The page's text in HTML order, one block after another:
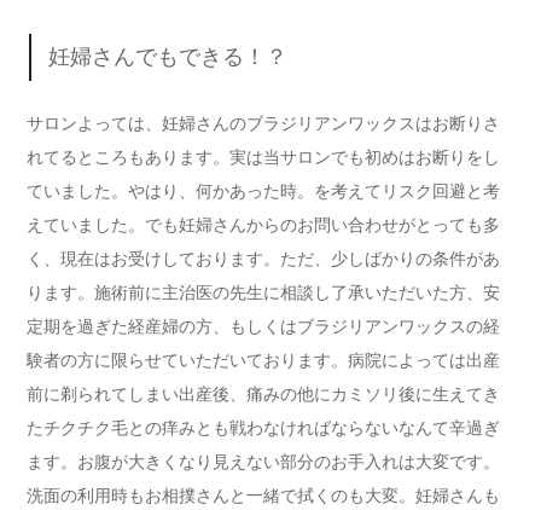
妊婦さんでもできる！？
サロンよっては、妊婦さんのブラジリアンワックスはお断りさ
れてるところもあります。実は当サロンでも初めはお断りをし
ていました。やはり、何かあった時。を考えてリスク回避と考
えていました。でも妊婦さんからのお問い合わせがとっても多
く、現在はお受けしております。ただ、少しばかりの条件があ
ります。施術前に主治医の先生に相談し了承いただいた方、安
定期を過ぎた経産婦の方、もしくはブラジリアンワックスの経
験者の方に限らせていただいております。病院によっては出産
前に剃られてしまい出産後、痛みの他にカミソリ後に生えてき
たチクチク毛との痒みとも戦わなければならないなんて辛過ぎ
ます。お腹が大きくなり見えない部分のお手入れは大変です。
洗面の利用時もお相撲さんと一緒で拭くのも大変。妊婦さんも